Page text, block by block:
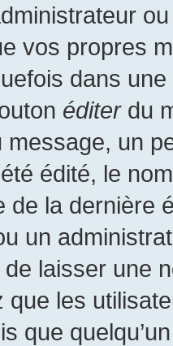
vos propres
dans
éditerdu
un
édité, le
de la dernière
un
laisser une
que les
que